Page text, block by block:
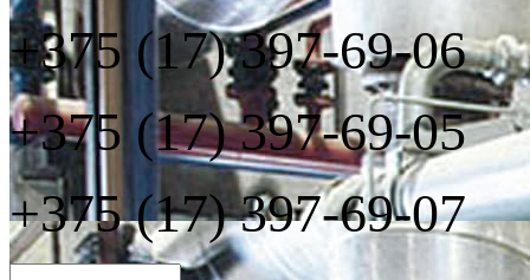
+375 (17) 397-69-06
+375 (17) 397-69-05
+375 (17) 397-69-07